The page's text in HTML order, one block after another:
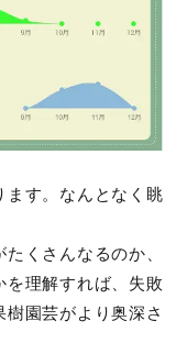
ます。なんとなく眺
くさんなるのか、
を理解すれば、失敗
園芸がより奥深さ